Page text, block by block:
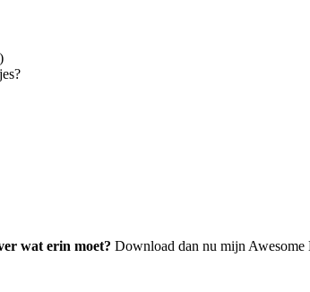
wat erin moet? Download dan nu mijn